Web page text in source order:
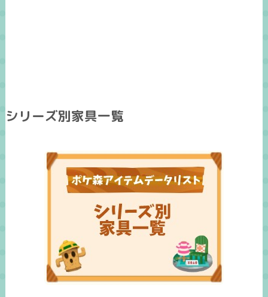
シリーズ別家具一覧